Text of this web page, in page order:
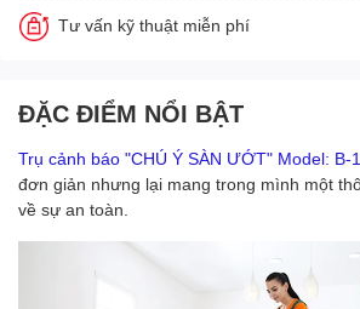
Tư vấn kỹ thuật miễn phí
ĐẶC ĐIỂM NỔI BẬT
Trụ cảnh báo "CHÚ Ý SÀN ƯỚT" Model: B-
đơn giản nhưng lại mang trong mình một
về sự an toàn.